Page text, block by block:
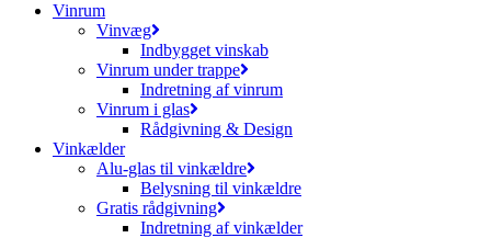
Vinrum
Vinvæg
Indbygget vinskab
Vinrum under trappe
Indretning af vinrum
Vinrum i glas
Rådgivning & Design
Vinkælder
Alu-glas til vinkældre
Belysning til vinkældre
Gratis rådgivning
Indretning af vinkælder